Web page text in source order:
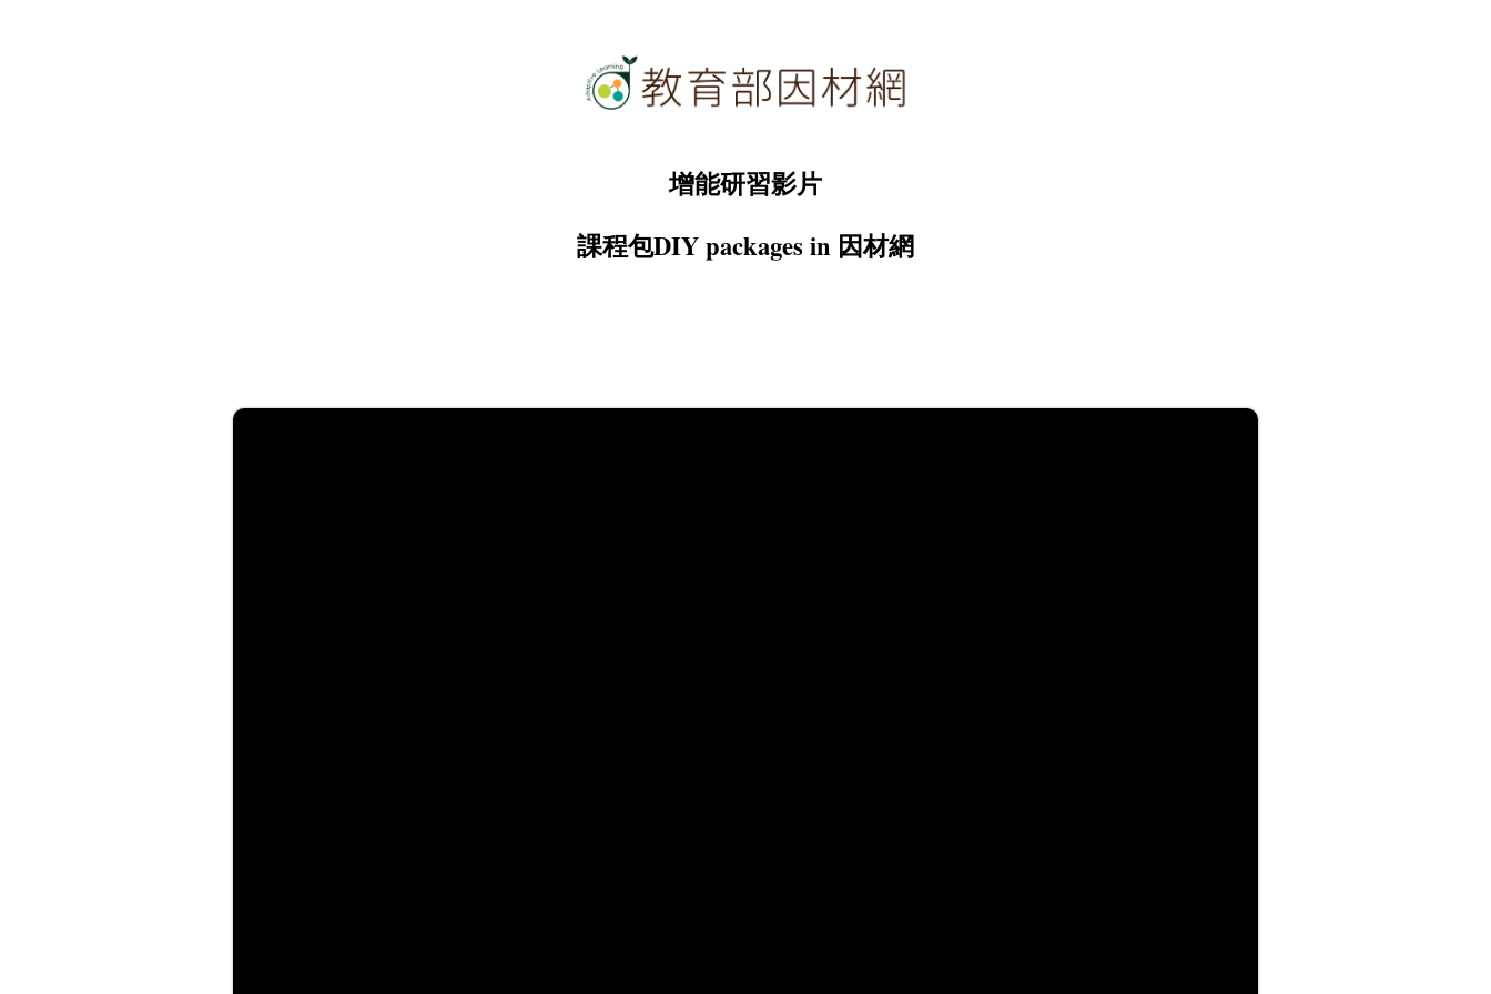
增能研習影片
課程包DIY packages in 因材網